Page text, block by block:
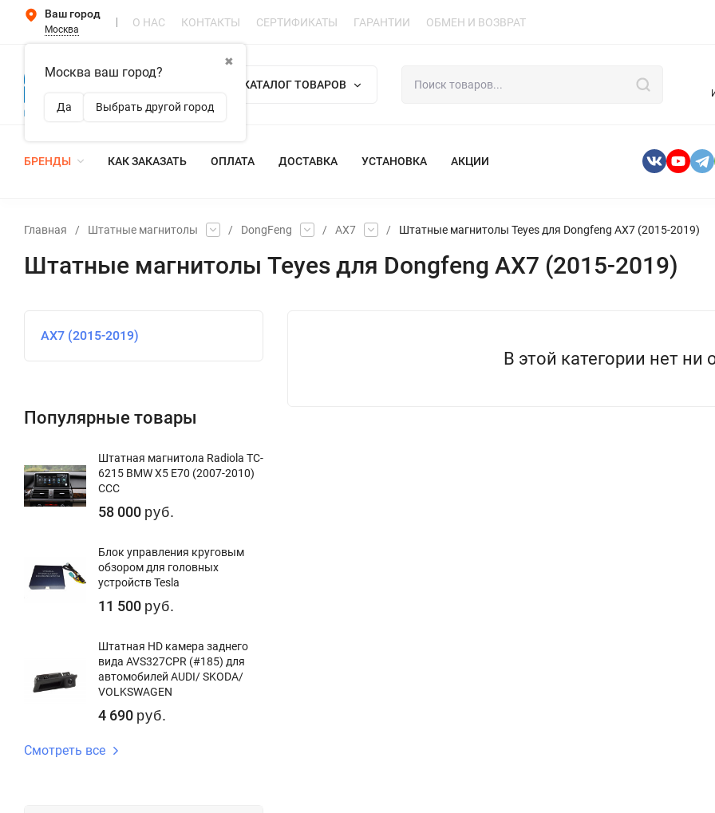
Ваш город
Москва
✖
Москва ваш город?
Да Выбрать другой город
О НАС КОНТАКТЫ СЕРТИФИКАТЫ ГАРАНТИИ ОБМЕН И ВОЗВРАТ
КАТАЛОГ ТОВАРОВ
БРЕНДЫ КАК ЗАКАЗАТЬ ОПЛАТА ДОСТАВКА УСТАНОВКА АКЦИИ
Главная / Штатные магнитолы / DongFeng / AX7 / Штатные магнитолы Teyes для Dongfeng AX7 (2015-2019)
Штатные магнитолы Teyes для Dongfeng AX7 (2015-2019)
AX7 (2015-2019)
Популярные товары
Штатная магнитола Radiola TC-
6215 BMW X5 E70 (2007-2010)
CCC
58 000 руб.
Блок управления круговым
обзором для головных
устройств Tesla
11 500 руб.
Штатная HD камера заднего
вида AVS327CPR (#185) для
автомобилей AUDI/ SKODA/
VOLKSWAGEN
4 690 руб.
Смотреть все
В этой категории нет ни